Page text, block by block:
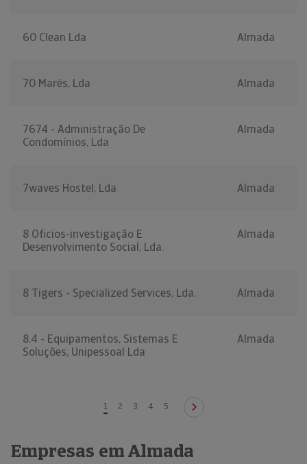
60 Clean Lda Almada
70 Marés, Lda Almada
7674 - Administração De
Condomínios, Lda
Almada
7waves Hostel, Lda Almada
8 Oficios-investigação E
Desenvolvimento Social, Lda.
Almada
8 Tigers - Specialized Services, Lda. Almada
8.4 - Equipamentos, Sistemas E
Soluções, Unipessoal Lda
Almada
1 2 3 4 5
Empresas em Almada